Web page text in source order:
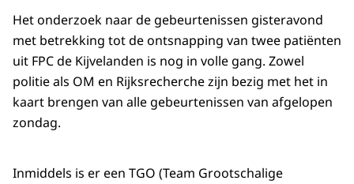
Het onderzoek naar de gebeurtenissen gisteravond
met betrekking tot de ontsnapping van twee patiënten
uit FPC de Kijvelanden is nog in volle gang. Zowel
politie als OM en Rijksrecherche zijn bezig met het in
kaart brengen van alle gebeurtenissen van afgelopen
zondag.
Inmiddels is er een TGO (Team Grootschalige